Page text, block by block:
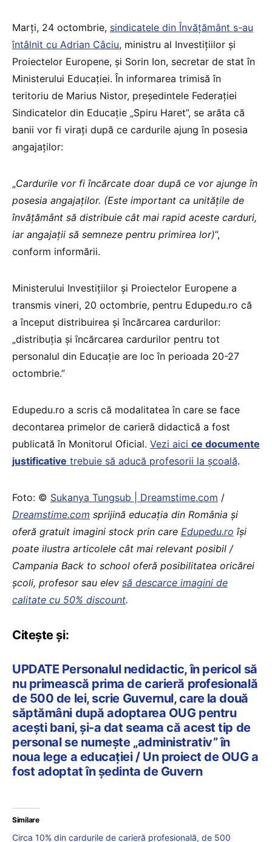
Marți, 24 octombrie, sindicatele din Învățământ s-au
întâlnit cu Adrian Câciu, ministru al Investițiilor și
Proiectelor Europene, și Sorin Ion, secretar de stat în
Ministerului Educației. În informarea trimisă în
teritoriu de Marius Nistor, președintele Federației
Sindicatelor din Educație „Spiru Haret”, se arăta că
banii vor fi virați după ce cardurile ajung în posesia
angajaților:
„Cardurile vor fi încărcate doar după ce vor ajunge în
posesia angajaților. (Este important ca unitățile de
învățământ să distribuie cât mai rapid aceste carduri,
iar angajații să semneze pentru primirea lor)”,
conform informării.
Ministerului Investițiilor şi Proiectelor Europene a
transmis vineri, 20 octombrie, pentru Edupedu.ro că
a început distribuirea și încărcarea cardurilor:
„distribuția și încărcarea cardurilor pentru tot
personalul din Educație are loc în perioada 20-27
octombrie.”
Edupedu.ro a scris că modalitatea în care se face
decontarea primelor de carieră didactică a fost
publicată în Monitorul Oficial. Vezi aici ce documente
justificative trebuie să aducă profesorii la școală.
Foto: © Sukanya Tungsub | Dreamstime.com /
Dreamstime.com sprijină educaţia din România şi
oferă gratuit imagini stock prin care Edupedu.ro îşi
poate ilustra articolele cât mai relevant posibil /
Campania Back to school oferă posibilitatea oricărei
școli, profesor sau elev să descarce imagini de
calitate cu 50% discount.
Citește și:
UPDATE Personalul nedidactic, în pericol să
nu primească prima de carieră profesională
de 500 de lei, scrie Guvernul, care la două
săptămâni după adoptarea OUG pentru
acești bani, și-a dat seama că acest tip de
personal se numește „administrativ” în
noua lege a educației / Un proiect de OUG a
fost adoptat în ședinta de Guvern
Similare
Circa 10% din cardurile de carieră profesională, de 500